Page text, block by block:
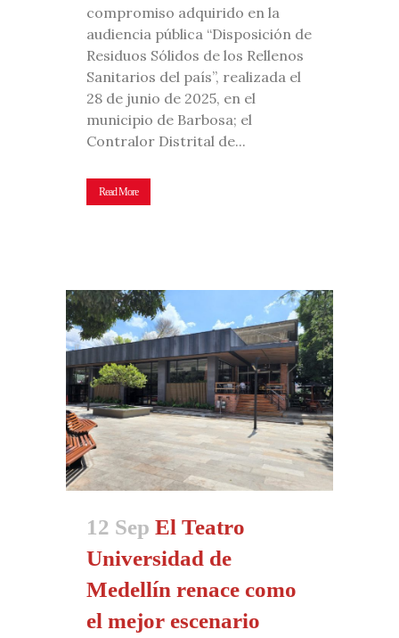
compromiso adquirido en la
audiencia pública “Disposición de
Residuos Sólidos de los Rellenos
Sanitarios del país”, realizada el
28 de junio de 2025, en el
municipio de Barbosa; el
Contralor Distrital de...
Read More
12 Sep El Teatro
Universidad de
Medellín renace como
el mejor escenario